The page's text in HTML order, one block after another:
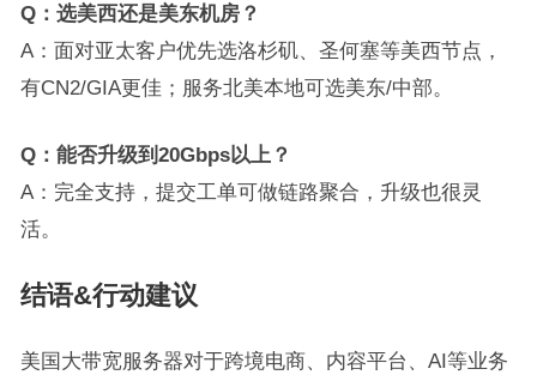
Q：选美西还是美东机房？
A：面对亚太客户优先选洛杉矶、圣何塞等美西节点，
有CN2/GIA更佳；服务北美本地可选美东/中部。
Q：能否升级到20Gbps以上？
A：完全支持，提交工单可做链路聚合，升级也很灵
活。
结语&行动建议
美国大带宽服务器对于跨境电商、内容平台、AI等业务